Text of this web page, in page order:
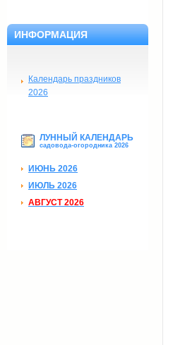
ИНФОРМАЦИЯ
Календарь праздников
2026
ЛУННЫЙ КАЛЕНДАРЬ
садовода-огородника 2026
ИЮНЬ 2026
ИЮЛЬ 2026
АВГУСТ 2026